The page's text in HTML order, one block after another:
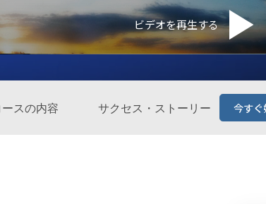
抑圧の原因
調査
広報活動の基礎
ビデオを再生する
ースの内容 サクセス・ストーリー 今すぐ